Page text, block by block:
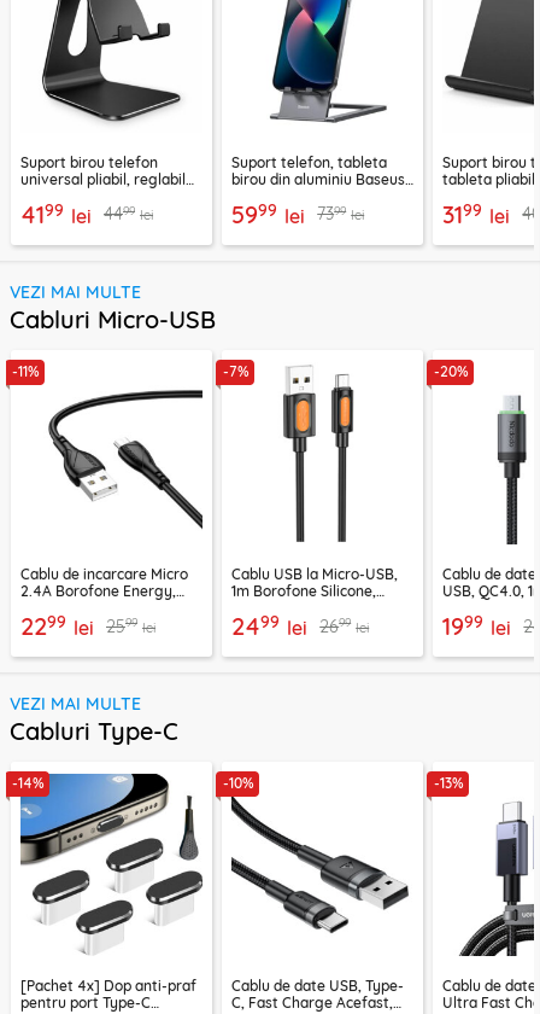
Suport birou telefon
universal pliabil, reglabil
negru
4199 lei 4499 lei
Suport telefon, tableta
birou din aluminiu Baseus,
5999 lei 7399 lei
Suport birou
tableta pliabil
3199 lei
VEZI MAI MULTE
Cabluri Micro-USB
-11%
Cablu de incarcare Micro
2.4A Borofone Energy,
2299 lei 2599 lei
-7%
Cablu USB la Micro-USB,
1m Borofone Silicone,
2499 lei 2699 lei
-20%
Cablu de
USB, QC4.0,
1999 lei
VEZI MAI MULTE
Cabluri Type-C
-14%
[Pachet 4x] Dop anti-praf
pentru port Type-C
-10%
Cablu de date USB, Type-
C, Fast Charge Acefast,
-13%
Cablu de date
Ultra Fast